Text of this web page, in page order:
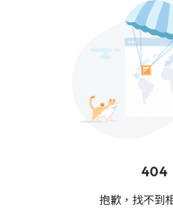
404
抱歉，找不到